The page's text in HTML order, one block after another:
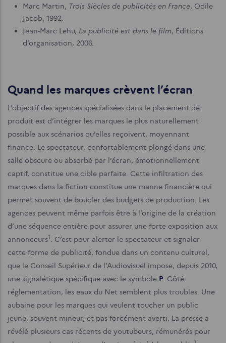
Marc Martin, Trois Siècles de publicités en France, Odile
Jacob, 1992.
Jean-Marc Lehu, La publicité est dans le film, Éditions
d’organisation, 2006.
Quand les marques crèvent l’écran
L’objectif des agences spécialisées dans le placement de
produit est d’intégrer les marques le plus naturellement
possible aux scénarios qu’elles reçoivent, moyennant
finance. Le spectateur, confortablement plongé dans une
salle obscure ou absorbé par l’écran, émotionnellement
captif, constitue une cible parfaite. Cette infiltration des
marques dans la fiction constitue une manne financière qui
permet souvent de boucler des budgets de production. Les
agences peuvent même parfois être à l’origine de la création
d’une séquence entière pour assurer une forte exposition aux
annonceurs1. C’est pour alerter le spectateur et signaler
cette forme de publicité, fondue dans un contenu culturel,
que le Conseil Supérieur de l’Audiovisuel impose, depuis 2010,
une signalétique spécifique avec le symbole P. Côté
réglementation, les eaux du Net semblent plus troubles. Une
aubaine pour les marques qui veulent toucher un public
jeune, souvent mineur, et pas forcément averti. La presse a
révélé plusieurs cas récents de youtubeurs, rémunérés pour